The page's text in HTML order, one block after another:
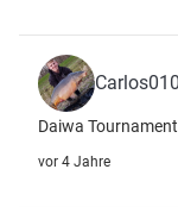
Daiwa
vor 4 Jahre